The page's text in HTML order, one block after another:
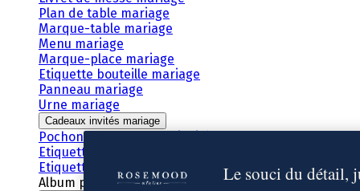
Plan de table mariage
Marque-table mariage
Menu mariage
Marque-place mariage
Etiquette bouteille mariage
Panneau mariage
Urne mariage
Cadeaux invités mariage
Pochons pour cadeaux invités
Etiquette autocollante
Etiquette papier perforée
Album photo mariage
Le souci du détail,